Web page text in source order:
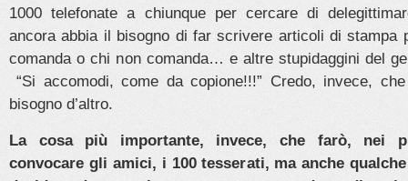
1000 telefonate a chiunque per cercare di
ancora abbia il bisogno di far scrivere articoli di stampa
comanda o chi non comanda… e altre stupidaggini del
“Si accomodi, come da copione!!!” Credo, invece,
bisogno d’altro.
La cosa più importante, invece, che farò, nei
convocare gli amici, i 100 tesserati, ma anche